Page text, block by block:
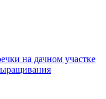
на дачном участке